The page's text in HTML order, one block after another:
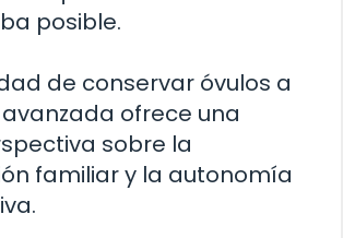
posible.
de conservar óvulos a
ofrece una
sobre la
familiar y la autonomía